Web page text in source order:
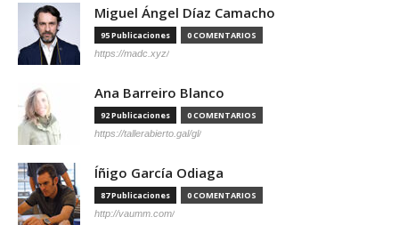
Miguel Ángel Díaz Camacho
95 Publicaciones 0 COMENTARIOS
https://madc.xyz/
Ana Barreiro Blanco
92 Publicaciones 0 COMENTARIOS
https://tallerabierto.gal/gl/
Íñigo García Odiaga
87 Publicaciones 0 COMENTARIOS
http://vaumm.com/